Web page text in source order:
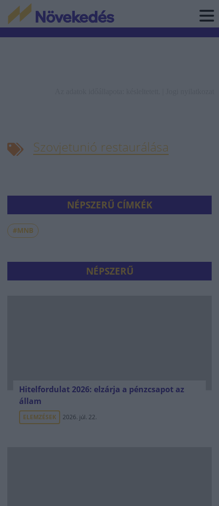
Szovjetunió restaurálása
NÉPSZERŰ CÍMKÉK
#MNB
NÉPSZERŰ
Hitelfordulat 2026: elzárja a pénzcsapot az
állam
ELEMZÉSEK 2026. júl. 22.